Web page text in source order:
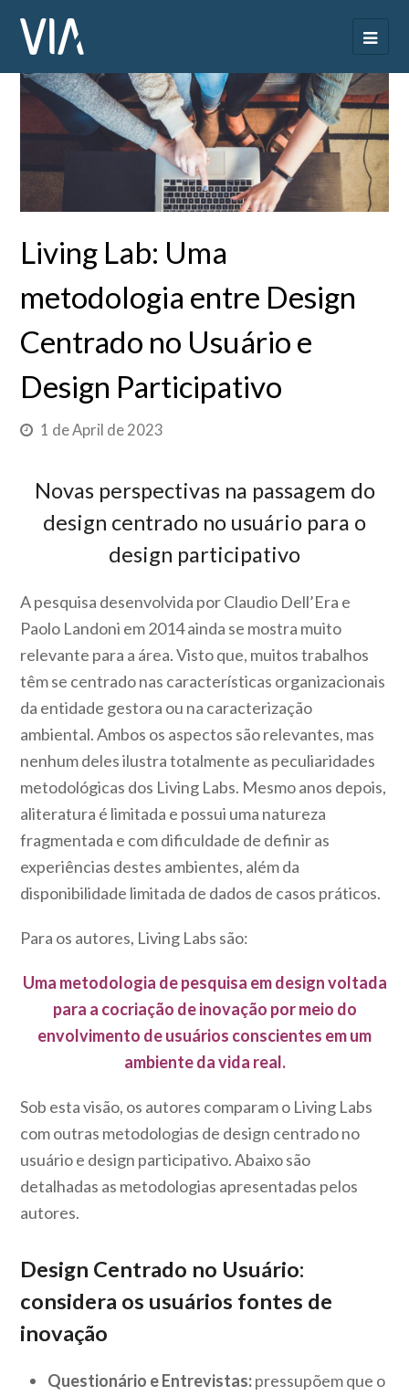
Living Lab: Uma
metodologia entre Design
Centrado no Usuário e
Design Participativo
1 de April de 2023
Novas perspectivas na passagem do
design centrado no usuário para o
design participativo
A pesquisa desenvolvida por Claudio Dell’Era e
Paolo Landoni em 2014 ainda se mostra muito
relevante para a área. Visto que, muitos trabalhos
têm se centrado nas características organizacionais
da entidade gestora ou na caracterização
ambiental. Ambos os aspectos são relevantes, mas
nenhum deles ilustra totalmente as peculiaridades
metodológicas dos Living Labs. Mesmo anos depois,
aliteratura é limitada e possui uma natureza
fragmentada e com dificuldade de definir as
experiências destes ambientes, além da
disponibilidade limitada de dados de casos práticos.
Para os autores, Living Labs são:
Uma metodologia de pesquisa em design voltada
para a cocriação de inovação por meio do
envolvimento de usuários conscientes em um
ambiente da vida real.
Sob esta visão, os autores comparam o Living Labs
com outras metodologias de design centrado no
usuário e design participativo. Abaixo são
detalhadas as metodologias apresentadas pelos
autores.
Design Centrado no Usuário:
considera os usuários fontes de
inovação
Questionário e Entrevistas:pressupõem que o